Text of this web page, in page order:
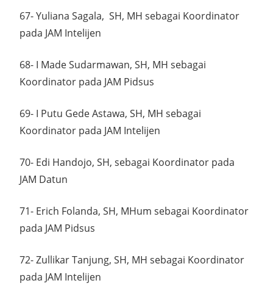
67- Yuliana Sagala, SH, MH sebagai Koordinator
pada JAM Intelijen
68- I Made Sudarmawan, SH, MH sebagai
Koordinator pada JAM Pidsus
69- I Putu Gede Astawa, SH, MH sebagai
Koordinator pada JAM Intelijen
70- Edi Handojo, SH, sebagai Koordinator pada
JAM Datun
71- Erich Folanda, SH, MHum sebagai Koordinator
pada JAM Pidsus
72- Zullikar Tanjung, SH, MH sebagai Koordinator
pada JAM Intelijen